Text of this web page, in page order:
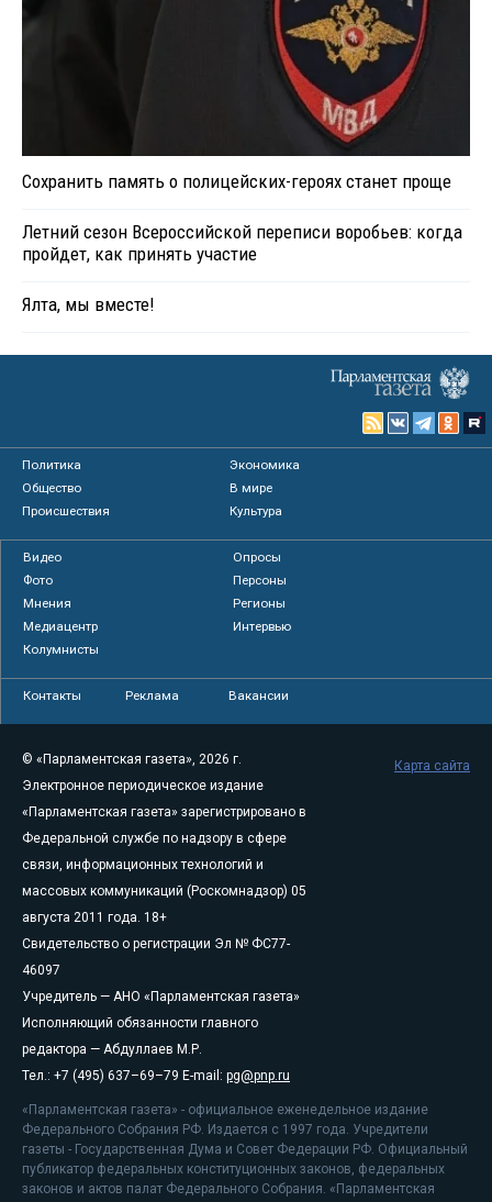
Сохранить память о полицейских-героях станет проще
Летний сезон Всероссийской переписи воробьев: когда
пройдет, как принять участие
Ялта, мы вместе!
Политика
Экономика
Общество
В мире
Происшествия
Культура
Видео
Опросы
Фото
Персоны
Мнения
Регионы
Медиацентр
Интервью
Колумнисты
Контакты Реклама Вакансии
© «Парламентская газета», 2026 г.
Электронное периодическое издание
«Парламентская газета» зарегистрировано в
Федеральной службе по надзору в сфере
связи, информационных технологий и
массовых коммуникаций (Роскомнадзор) 05
августа 2011 года. 18+
Свидетельство о регистрации Эл № ФС77-
46097
Учредитель — АНО «Парламентская газета»
Исполняющий обязанности главного
редактора — Абдуллаев М.Р.
Тел.: +7 (495) 637–69–79 E-mail: pg@pnp.ru
«Парламентская газета» - официальное еженедельное издание
Федерального Собрания РФ. Издается с 1997 года. Учредители
газеты - Государственная Дума и Совет Федерации РФ. Официальный
публикатор федеральных конституционных законов, федеральных
законов и актов палат Федерального Собрания. «Парламентская
Карта сайта